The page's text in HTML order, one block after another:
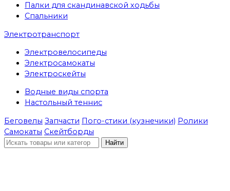
Палки для скандинавской ходьбы
Спальники
Электротранспорт
Электровелосипеды
Электросамокаты
Электроскейты
Водные виды спорта
Настольный теннис
Беговелы Запчасти Пого-стики (кузнечики) Ролики
Самокаты Скейтборды
Найти